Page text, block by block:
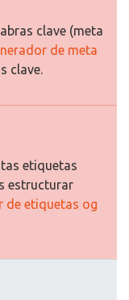
clave (meta
de meta
clave.
etiquetas
estructurar
de etiquetas og